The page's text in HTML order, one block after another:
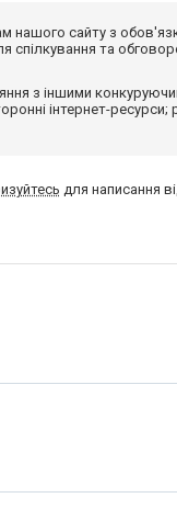
нашого сайту з
спілкування та
з іншими
інтернет-ресурси;
для написання